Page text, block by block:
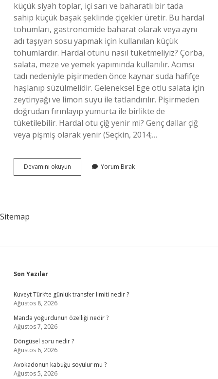
küçük siyah toplar, içi sarı ve baharatlı bir tada
sahip küçük başak şeklinde çiçekler üretir. Bu hardal
tohumları, gastronomide baharat olarak veya aynı
adı taşıyan sosu yapmak için kullanılan küçük
tohumlardır. Hardal otunu nasıl tüketmeliyiz? Çorba,
salata, meze ve yemek yapımında kullanılır. Acımsı
tadı nedeniyle pişirmeden önce kaynar suda hafifçe
haşlanıp süzülmelidir. Geleneksel Ege otlu salata için
zeytinyağı ve limon suyu ile tatlandırılır. Pişirmeden
doğrudan fırınlayıp yumurta ile birlikte de
tüketilebilir. Hardal otu çiğ yenir mi? Genç dallar çiğ
veya pişmiş olarak yenir (Seçkin, 2014;…
Devamını okuyun
Otu
Yorum Bırak
Sitemap
Sidebar
Son Yazılar
Kuveyt Türk’te günlük transfer limiti nedir ?
Ağustos 8, 2026
Manda yoğurdunun özelliği nedir ?
Ağustos 7, 2026
Döngüsel soru nedir ?
Ağustos 6, 2026
Avokadonun kabuğu soyulur mu ?
Ağustos 5, 2026